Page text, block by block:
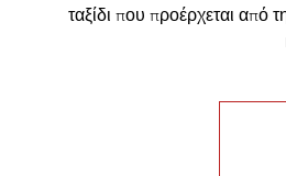
ταξίδι που προέρχεται από